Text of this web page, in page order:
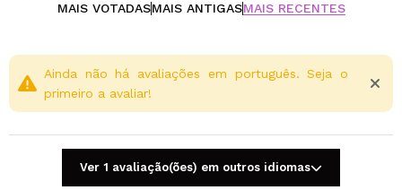
biomimético, que ajuda a combater a perda de firmeza
redefinindo as feições. Um aliado fundamental para a
pele que começa a perder elasticidade.
Cruelty free.
MAIS VOTADASMAIS ANTIGASMAIS RECENTES
Ainda não há avaliações em português. Seja o
primeiro a avaliar!
Ver 1 avaliação(ões) em outros idiomas